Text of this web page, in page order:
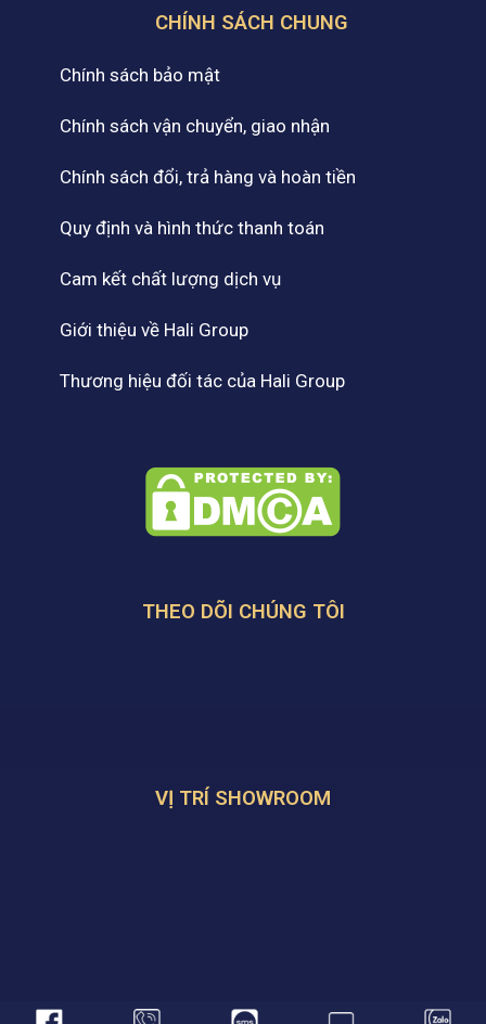
CHÍNH SÁCH CHUNG
Chính sách bảo mật
Chính sách vận chuyển, giao nhận
Chính sách đổi, trả hàng và hoàn tiền
Quy định và hình thức thanh toán
Cam kết chất lượng dịch vụ
Giới thiệu về Hali Group
Thương hiệu đối tác của Hali Group
THEO DÕI CHÚNG TÔI
VỊ TRÍ SHOWROOM